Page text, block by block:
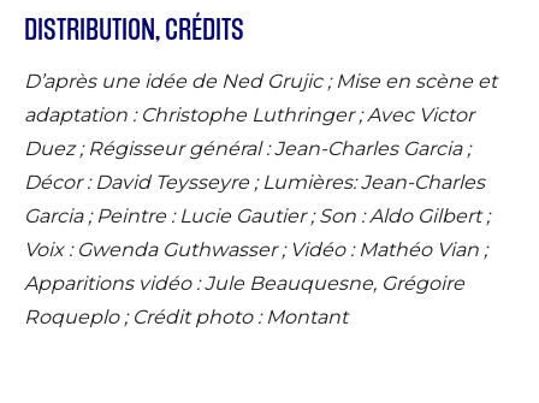
DISTRIBUTION, CRÉDITS
D’après une idée de Ned Grujic ; Mise en scène et
adaptation : Christophe Luthringer ; Avec Victor
Duez ; Régisseur général : Jean-Charles Garcia ;
Décor : David Teysseyre ; Lumières: Jean-Charles
Garcia ; Peintre : Lucie Gautier ; Son : Aldo Gilbert ;
Voix : Gwenda Guthwasser ; Vidéo : Mathéo Vian ;
Apparitions vidéo : Jule Beauquesne, Grégoire
Roqueplo ; Crédit photo : Montant